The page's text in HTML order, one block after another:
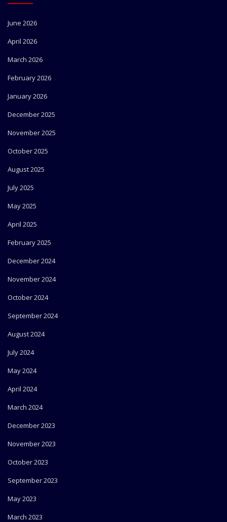
June 2026
April 2026
March 2026
February 2026
January 2026
December 2025
November 2025
October 2025
August 2025
July 2025
May 2025
April 2025
February 2025
December 2024
November 2024
October 2024
September 2024
August 2024
July 2024
May 2024
April 2024
March 2024
December 2023
November 2023
October 2023
September 2023
May 2023
March 2023